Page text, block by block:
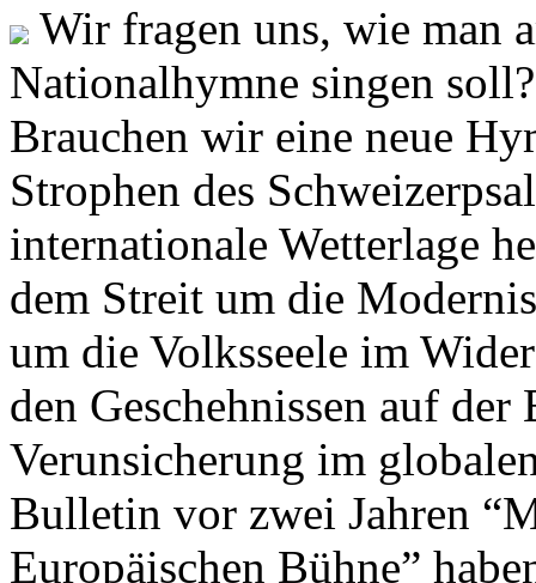
Wir fragen uns, wie man
Nationalhymne singen
Brauchen wir eine neue
Strophen des
internationale Wetterlage
dem Streit um die
um die Volksseele im
den Geschehnissen auf
Verunsicherung im
Bulletin vor zwei Jahren
Europäischen Bühne”